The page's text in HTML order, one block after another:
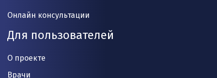
Онлайн консультации
Для пользователей
О проекте
Врачи